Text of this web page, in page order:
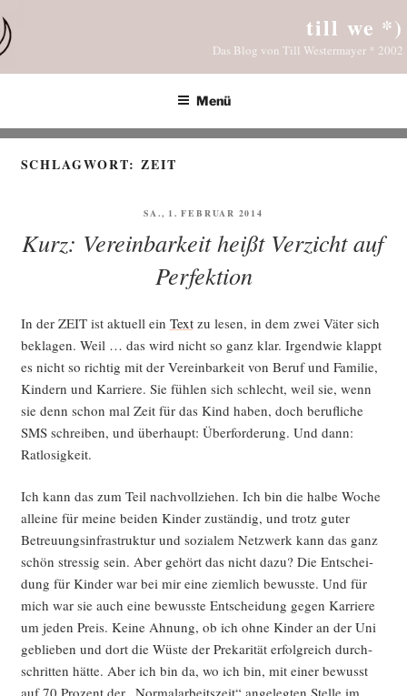
Inhalt
springen
till we *)
Das Blog von Till Westermayer * 2002
Menü
SCHLAGWORT:ZEIT
VERÖFFENTLICHT
SA., 1. FEBRUAR 2014
Kurz: Vereinbarkeit heißt Verzicht auf
Perfektion
In der ZEIT ist aktu­ell ein Textzu lesen, in dem zwei Väter sich
bekla­gen. Weil … das wird nicht so ganz klar. Irgend­wie klappt
es nicht so rich­tig mit der Ver­ein­bar­keit von Beruf und Fami­lie,
Kin­dern und Kar­rie­re. Sie füh­len sich schlecht, weil sie, wenn
sie denn schon mal Zeit für das Kind haben, doch beruf­li­che
SMS schrei­ben, und über­haupt: Über­for­de­rung. Und dann:
Ratlosigkeit.
Ich kann das zum Teil nach­voll­zie­hen. Ich bin die hal­be Woche
allei­ne für mei­ne bei­den Kin­der zustän­dig, und trotz guter
Betreu­ungs­in­fra­struk­tur und sozia­lem Netz­werk kann das ganz
schön stres­sig sein. Aber gehört das nicht dazu? Die Ent­schei­
dung für Kin­der war bei mir eine ziem­lich bewuss­te. Und für
mich war sie auch eine bewuss­te Ent­schei­dung gegen Kar­rie­re
um jeden Preis. Kei­ne Ahnung, ob ich ohne Kin­der an der Uni
geblie­ben und dort die Wüs­te der Pre­ka­ri­tät erfolg­reich durch­
schrit­ten hät­te. Aber ich bin da, wo ich bin, mit einer bewusst
auf 70 Pro­zent der „Nor­mal­ar­beits­zeit“ ange­leg­ten Stel­le im